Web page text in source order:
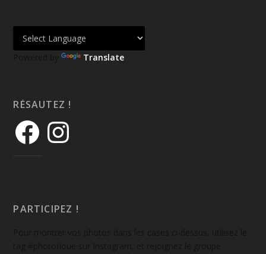
Powered by Translate
RÉSAUTEZ !
PARTICIPEZ !